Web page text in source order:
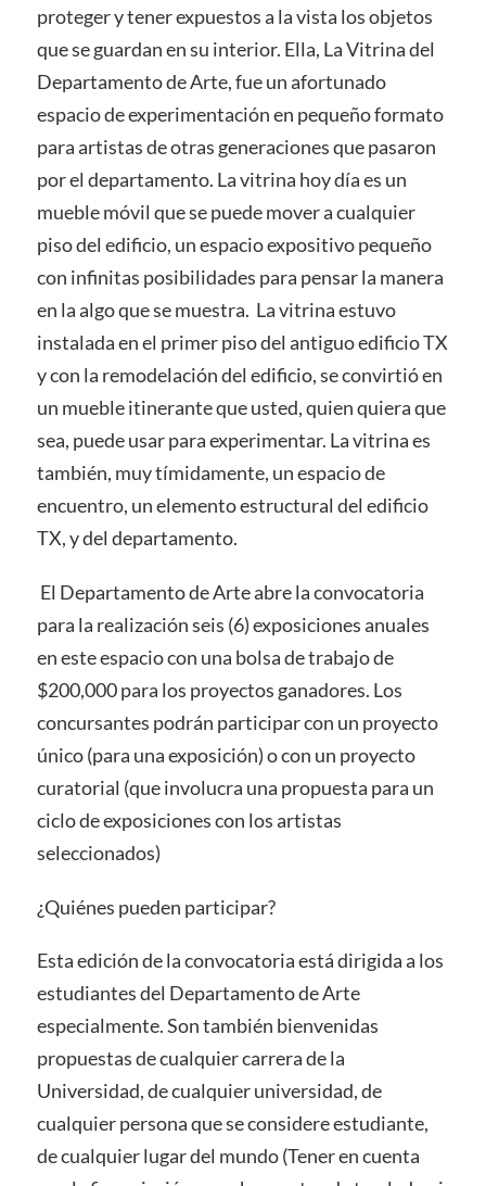
proteger y tener expuestos a la vista los objetos
que se guardan en su interior. Ella, La Vitrina del
Departamento de Arte, fue un afortunado
espacio de experimentación en pequeño formato
para artistas de otras generaciones que pasaron
por el departamento. La vitrina hoy día es un
mueble móvil que se puede mover a cualquier
piso del edificio, un espacio expositivo pequeño
con infinitas posibilidades para pensar la manera
en la algo que se muestra. La vitrina estuvo
instalada en el primer piso del antiguo edificio TX
y con la remodelación del edificio, se convirtió en
un mueble itinerante que usted, quien quiera que
sea, puede usar para experimentar. La vitrina es
también, muy tímidamente, un espacio de
encuentro, un elemento estructural del edificio
TX, y del departamento.
El Departamento de Arte abre la convocatoria
para la realización seis (6) exposiciones anuales
en este espacio con una bolsa de trabajo de
$200,000 para los proyectos ganadores. Los
concursantes podrán participar con un proyecto
único (para una exposición) o con un proyecto
curatorial (que involucra una propuesta para un
ciclo de exposiciones con los artistas
seleccionados)
¿Quiénes pueden participar?
Esta edición de la convocatoria está dirigida a los
estudiantes del Departamento de Arte
especialmente. Son también bienvenidas
propuestas de cualquier carrera de la
Universidad, de cualquier universidad, de
cualquier persona que se considere estudiante,
de cualquier lugar del mundo (Tener en cuenta